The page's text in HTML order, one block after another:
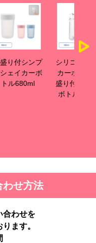
シリコンシェイ
カーボール+目
盛り付ハンドル
ボトル セット
わせ方法
合わせを
ます。